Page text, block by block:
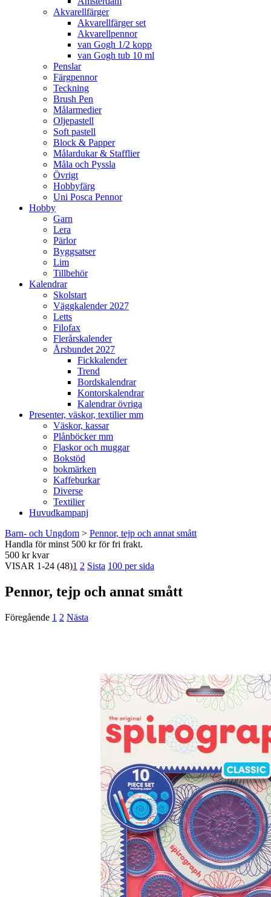
Akvarellfärger
Akvarellfärger set
Akvarellpennor
van Gogh 1/2 kopp
van Gogh tub 10 ml
Penslar
Färgpennor
Teckning
Brush Pen
Målarmedier
Oljepastell
Soft pastell
Block & Papper
Målardukar & Stafflier
Måla och Pyssla
Övrigt
Hobbyfärg
Uni Posca Pennor
Hobby
Garn
Lera
Pärlor
Byggsatser
Lim
Tillbehör
Kalendrar
Skolstart
Väggkalender 2027
Letts
Filofax
Flerårskalender
Årsbundet 2027
Fickkalender
Trend
Bordskalendrar
Kontorskalendrar
Kalendrar övriga
Presenter, väskor, textilier mm
Väskor, kassar
Plånböcker mm
Flaskor och muggar
Bokstöd
bokmärken
Kaffeburkar
Diverse
Textilier
Huvudkampanj
Barn- och Ungdom > Pennor, tejp och annat smått
Handla för minst 500 kr för fri frakt.
500 kr kvar
VISAR 1-24 (48)1 2 Sista 100 per sida
Pennor, tejp och annat smått
Föregående 1 2 Nästa